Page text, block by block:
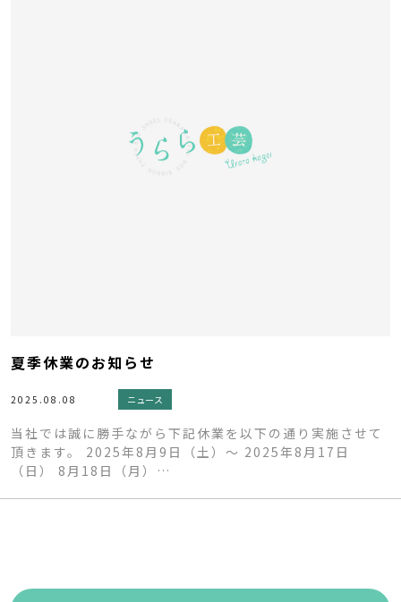
夏季休業のお知らせ
2025.08.08 ニュース
当社では誠に勝手ながら下記休業を以下の通り実施させて
頂きます。 2025年8月9日（土）～ 2025年8月17日
（日） 8月18日（月）…